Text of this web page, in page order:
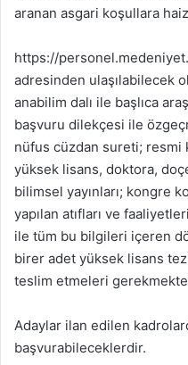
aranan asgari koşullara
https://
adresinden ulaşılabilecek
anabilim dalı ile başlıca
başvuru dilekçesi ile
nüfus cüzdan sureti; resmi
yüksek lisans, doktora,
bilimsel yayınları; kongre
yapılan atıfları ve
ile tüm bu bilgileri içeren
birer adet yüksek lisans
teslim etmeleri
Adaylar ilan edilen
başvurabileceklerdir.